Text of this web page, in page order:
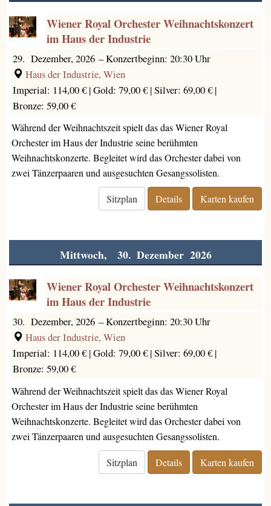
Wiener Royal Orchester Weihnachtskonzert
im Haus der Industrie
29. Dezember, 2026 –Konzertbeginn: 20:30 Uhr
Haus der Industrie, Wien
Imperial: 114,00 € |Gold: 79,00 € |Silver: 69,00 € |
Bronze: 59,00 €
Während der Weihnachtszeit spielt das das Wiener Royal
Orchester im Haus der Industrie seine berühmten
Weihnachtskonzerte. Begleitet wird das Orchester dabei von
zwei Tänzerpaaren und ausgesuchten Gesangssolisten.
Sitzplan Details Karten kaufen
Mittwoch, 30. Dezember 2026
Wiener Royal Orchester Weihnachtskonzert
im Haus der Industrie
30. Dezember, 2026 –Konzertbeginn: 20:30 Uhr
Haus der Industrie, Wien
Imperial: 114,00 € |Gold: 79,00 € |Silver: 69,00 € |
Bronze: 59,00 €
Während der Weihnachtszeit spielt das das Wiener Royal
Orchester im Haus der Industrie seine berühmten
Weihnachtskonzerte. Begleitet wird das Orchester dabei von
zwei Tänzerpaaren und ausgesuchten Gesangssolisten.
Sitzplan Details Karten kaufen